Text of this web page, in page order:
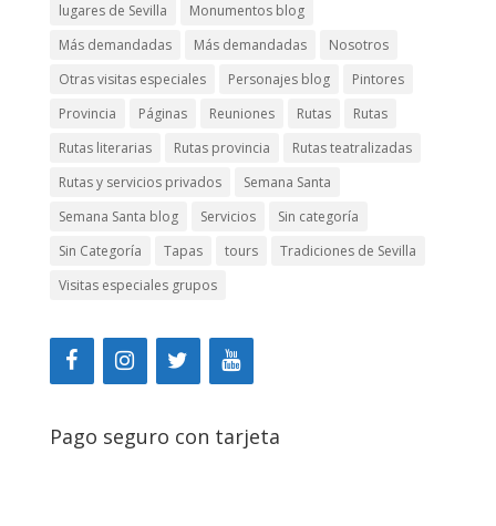
lugares de Sevilla
Monumentos blog
Más demandadas
Más demandadas
Nosotros
Otras visitas especiales
Personajes blog
Pintores
Provincia
Páginas Reuniones Rutas
Rutas
Rutas literarias
Rutas provincia
Rutas teatralizadas
Rutas y servicios privados
Semana Santa
Semana Santa blog
Servicios
Sin categoría
Sin Categoría
Tapas tours
Tradiciones de Sevilla
Visitas especiales grupos
Pago seguro con tarjeta